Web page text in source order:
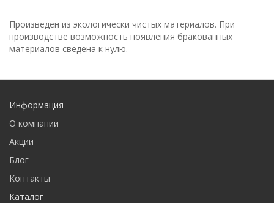
Произведен из экологически чистых материалов. При
производстве возможность появления бракованных
материалов сведена к нулю.
Информация
О компании
Акции
Блог
Контакты
Каталог